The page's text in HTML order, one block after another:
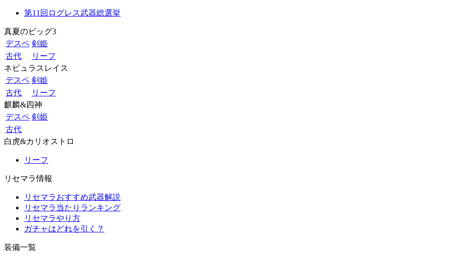
第11回ログレス武器総選挙
真夏のビッグ3
デスペ 剣姫
古代
リーフ
ネビュラスレイス
デスペ 剣姫
古代
リーフ
麒麟&四神
デスペ 剣姫
古代
白虎&カリオストロ
リーフ
リセマラ情報
リセマラおすすめ武器解説
リセマラ当たりランキング
リセマラやり方
ガチャはどれを引く？
装備一覧